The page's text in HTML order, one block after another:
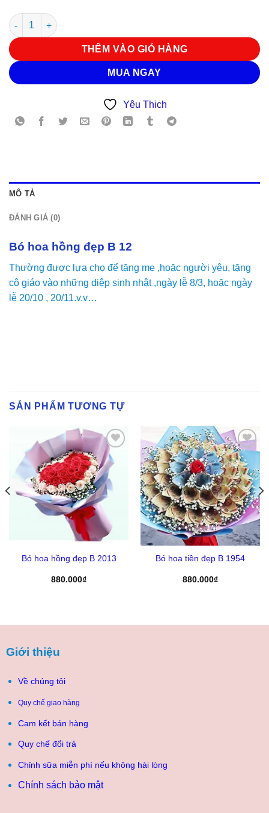
Bó hoa hồng đẹp B 12 số lượng
THÊM VÀO GIỎ HÀNG
MUA NGAY
Yêu Thich
MÔ TẢ
ĐÁNH GIÁ (0)
Bó hoa hồng đẹp B 12
Thường được lựa chọ để tặng mẹ ,hoặc người yêu, tặng
cô giáo vào những diệp sinh nhật ,ngày lễ 8/3, hoặc ngày
lễ 20/10 , 20/11.v.v…
SẢN PHẨM TƯƠNG TỰ
Yêu
Thich
Bó hoa hồng đẹp B 2013
880.000₫
Yêu
Thich
Bó hoa tiền đẹp B 1954
880.000₫
Giới thiệu
Về chúng tôi
Quy chế giao hàng
Cam kết bán hàng
Quy chế đổi trả
Chỉnh sữa miễn phí nếu không hài lòng
Chính sách bảo mật